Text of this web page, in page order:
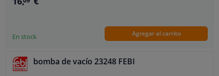
Garantía: 2 años
Para el número de fabricante: 03.7718-
base: 80
En stock Agregar al carrito
bomba de vacío 23248 FEBI